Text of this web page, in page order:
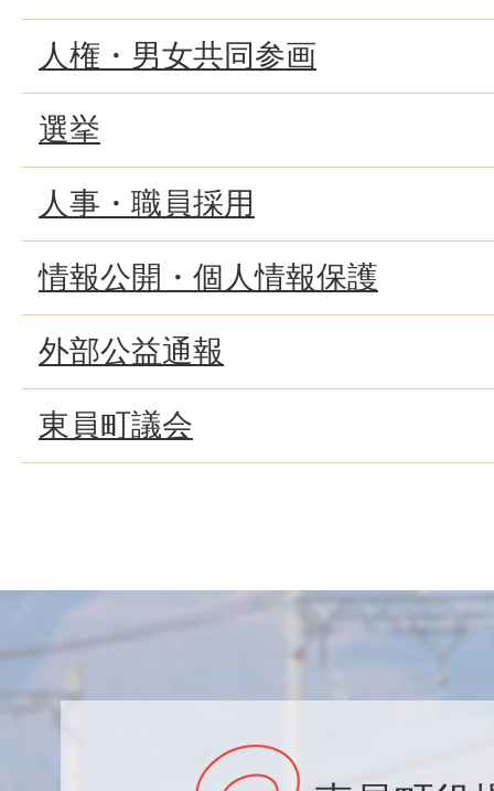
人権・男女共同参画
選挙
人事・職員採用
情報公開・個人情報保護
外部公益通報
東員町議会